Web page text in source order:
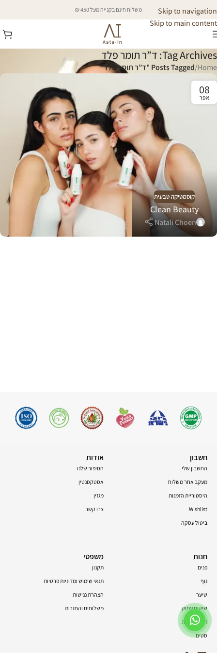
Skip to navigation
Skip to main content
משלוח חינם בקנייה מעל 450 ₪
Tag Archives: ד”ר תומר פלד
Home
/Posts Tagged "ד”ר תומר פלד"
08
אפר
קוסמטיקה טבעית
Clean Beauty
Natali Choen
חשבון
החשבון שלי
מעקב אחר משלוח
היסטוריית הזמנות
Wishlist
ביטול עסקה
אודות
הסיפור שלנו
אסטקסנטין
מגזין
צרו קשר
חנות
פנים
גוף
שיער
שיקום עמוק
תוספי תזונה
סטים
משפטי
תקנון
תנאי שימוש ומדיניות פרטיות
הצהרת נגישות
משלוחים והחזרות